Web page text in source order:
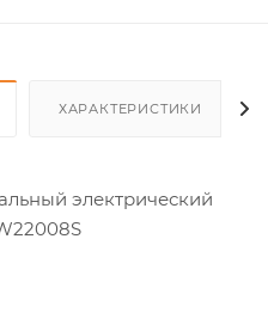
ХАРАКТЕРИСТИКИ
электрический